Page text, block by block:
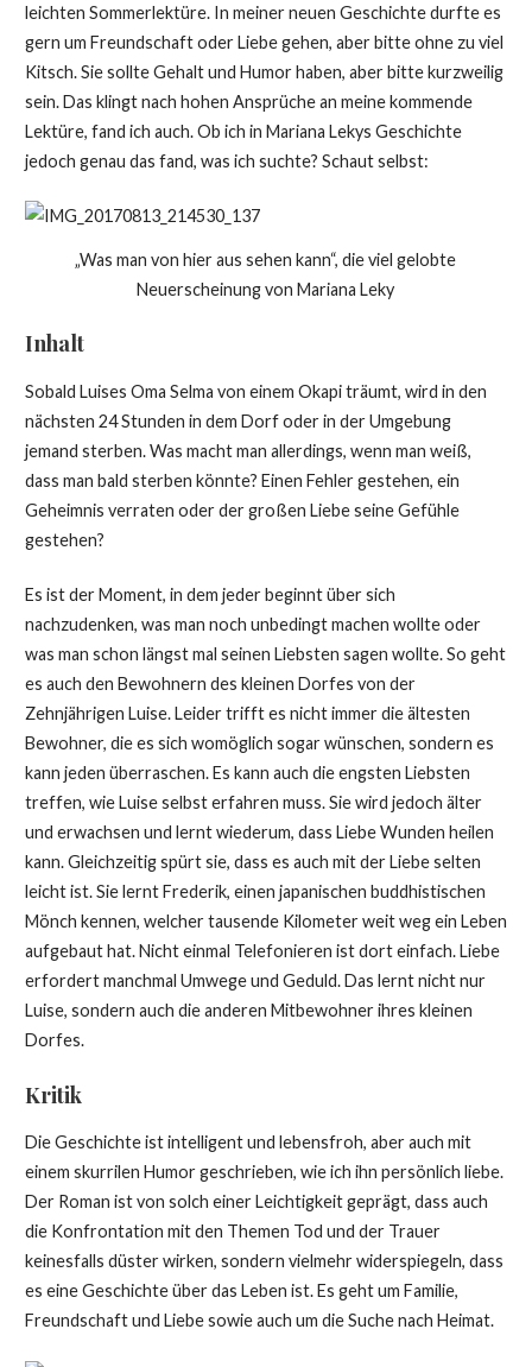
leichten Sommerlektüre. In meiner neuen Geschichte durfte es
gern um Freundschaft oder Liebe gehen, aber bitte ohne zu viel
Kitsch. Sie sollte Gehalt und Humor haben, aber bitte kurzweilig
sein. Das klingt nach hohen Ansprüche an meine kommende
Lektüre, fand ich auch. Ob ich in Mariana Lekys Geschichte
jedoch genau das fand, was ich suchte? Schaut selbst:
„Was man von hier aus sehen kann“, die viel gelobte
Neuerscheinung von Mariana Leky
Inhalt
Sobald Luises Oma Selma von einem Okapi träumt, wird in den
nächsten 24 Stunden in dem Dorf oder in der Umgebung
jemand sterben. Was macht man allerdings, wenn man weiß,
dass man bald sterben könnte? Einen Fehler gestehen, ein
Geheimnis verraten oder der großen Liebe seine Gefühle
gestehen?
Es ist der Moment, in dem jeder beginnt über sich
nachzudenken, was man noch unbedingt machen wollte oder
was man schon längst mal seinen Liebsten sagen wollte. So geht
es auch den Bewohnern des kleinen Dorfes von der
Zehnjährigen Luise. Leider trifft es nicht immer die ältesten
Bewohner, die es sich womöglich sogar wünschen, sondern es
kann jeden überraschen. Es kann auch die engsten Liebsten
treffen, wie Luise selbst erfahren muss. Sie wird jedoch älter
und erwachsen und lernt wiederum, dass Liebe Wunden heilen
kann. Gleichzeitig spürt sie, dass es auch mit der Liebe selten
leicht ist. Sie lernt Frederik, einen japanischen buddhistischen
Mönch kennen, welcher tausende Kilometer weit weg ein Leben
aufgebaut hat. Nicht einmal Telefonieren ist dort einfach. Liebe
erfordert manchmal Umwege und Geduld. Das lernt nicht nur
Luise, sondern auch die anderen Mitbewohner ihres kleinen
Dorfes.
Kritik
Die Geschichte ist intelligent und lebensfroh, aber auch mit
einem skurrilen Humor geschrieben, wie ich ihn persönlich liebe.
Der Roman ist von solch einer Leichtigkeit geprägt, dass auch
die Konfrontation mit den Themen Tod und der Trauer
keinesfalls düster wirken, sondern vielmehr widerspiegeln, dass
es eine Geschichte über das Leben ist. Es geht um Familie,
Freundschaft und Liebe sowie auch um die Suche nach Heimat.